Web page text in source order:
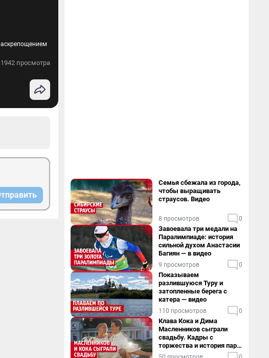
42 просмотра
Семья сбежала из города,
чтобы выращивать
страусов. Видео
8 просмотров 0
Завоевала три медали на
Паралимпиаде: история
сильной духом Анастасии
Багиян — в видео
9 просмотров 0
Показываем
разлившуюся Туру и
затопленные берега с
катера — видео
110 просмотров 0
Клава Кока и Дима
Масленников сыграли
свадьбу. Кадры с
торжества и история пары
— в видео